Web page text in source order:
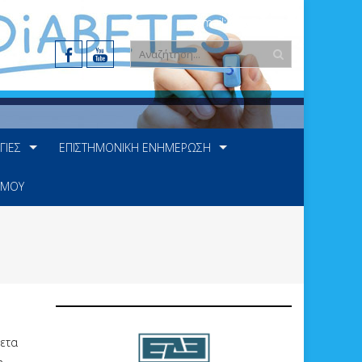
e-mail: info@ede.gr
ΕΠΙΣΤΗΜΟΝΙΚΉ ΕΝΗΜΈΡΩΣΗ
ΜΟΥ